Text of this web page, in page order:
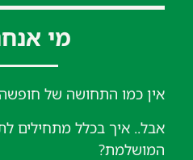
מי
אין כמו התחושה של
אבל.. איך בכלל מתחילים
המושלמת?